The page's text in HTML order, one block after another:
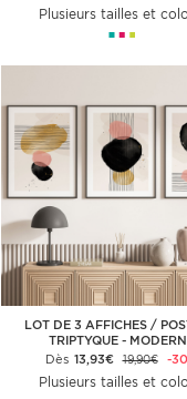
Plusieurs tailles et
LOT DE 3 AFFICHES /
TRIPTYQUE -
Dès 13,93€ 19,90€ -
Plusieurs tailles et